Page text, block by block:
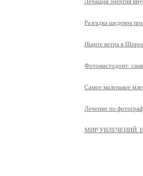
Разгадка шедевра
Ищите ветра в
Фотомастодонт:
Самое маленькое
Лечение по
МИР УВЛЕЧЕНИЙ.